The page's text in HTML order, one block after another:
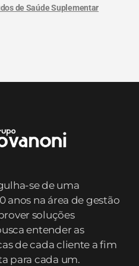
de Saúde Suplementar
se de uma
anos na área de gestão
soluções
entender as
de cada cliente a fim
para cada um.